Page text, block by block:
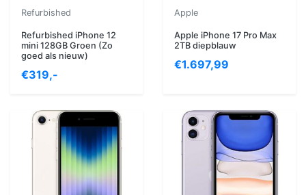
Refurbished
Refurbished iPhone 12
mini 128GB Groen (Zo
goed als nieuw)
€319,-
Apple
Apple iPhone 17 Pro Max
2TB diepblauw
€1.697,99